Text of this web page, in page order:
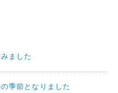
ました
季節となりました